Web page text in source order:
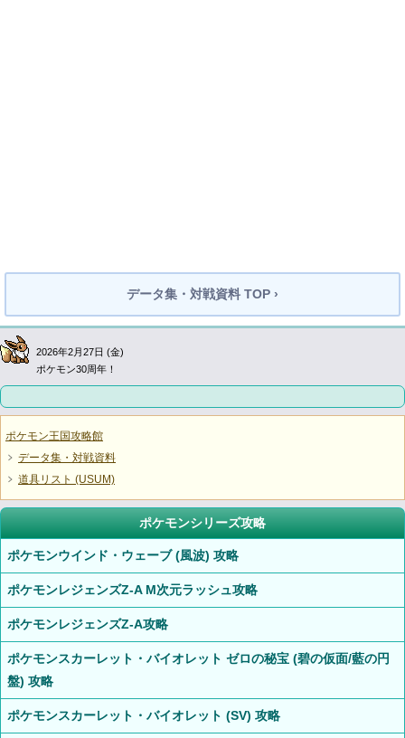
データ集・対戦資料 TOP ›
2026年2月27日 (金)
ポケモン30周年！
ポケモン王国攻略館
データ集・対戦資料
道具リスト (USUM)
ポケモンシリーズ攻略
ポケモンウインド・ウェーブ (風波) 攻略
ポケモンレジェンズZ-A M次元ラッシュ攻略
ポケモンレジェンズZ-A攻略
ポケモンスカーレット・バイオレット ゼロの秘宝 (碧の仮面/藍の円
盤) 攻略
ポケモンスカーレット・バイオレット (SV) 攻略